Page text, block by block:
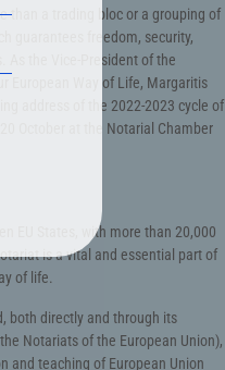
than a trading bloc or a grouping of
guarantees freedom, security,
As the Vice-President of the
European Way of Life, Margaritis
address of the 2022-2023 cycle of
October at the Notarial Chamber
EU States, with more than 20,000
is a vital and essential part of
of life.
both directly and through its
Notariats of the European Union),
and teaching of European Union